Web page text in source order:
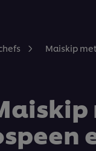
Maiskip